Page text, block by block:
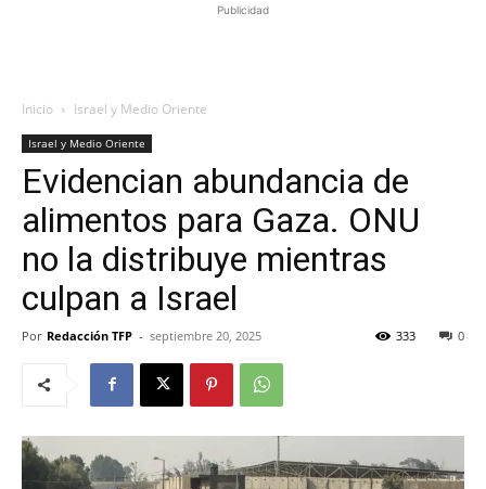
Publicidad
Inicio Israel y Medio Oriente
Israel y Medio Oriente
Evidencian abundancia de
alimentos para Gaza. ONU
no la distribuye mientras
culpan a Israel
Por Redacción TFP - septiembre 20, 2025 0
333